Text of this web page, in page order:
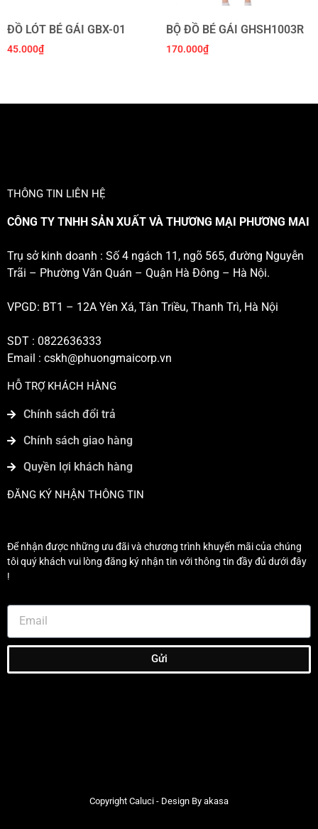
ĐỒ LÓT BÉ GÁI GBX-01
45.000₫
BỘ ĐỒ BÉ GÁI GHSH1003R
170.000₫
THÔNG TIN LIÊN HỆ
CÔNG TY TNHH SẢN XUẤT VÀ THƯƠNG MẠI PHƯƠNG MAI
Trụ sở kinh doanh : Số 4 ngách 11, ngõ 565, đường Nguyễn
Trãi – Phường Văn Quán – Quận Hà Đông – Hà Nội.
VPGD: BT1 – 12A Yên Xá, Tân Triều, Thanh Trì, Hà Nội
SDT : 0822636333
Email : cskh@phuongmaicorp.vn
HỖ TRỢ KHÁCH HÀNG
Chính sách đổi trả
Chính sách giao hàng
Quyền lợi khách hàng
ĐĂNG KÝ NHẬN THÔNG TIN
Để nhận được những ưu đãi và chương trình khuyến mãi của chúng
tôi quý khách vui lòng đăng ký nhận tin với thông tin đầy đủ dưới đây
!
Gửi
Copyright Caluci - Design By akasa